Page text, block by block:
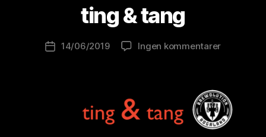
ting & tang
Innleggsforfatter
w
l
is
Publiseringsdato
14/06/2019 Ingen kommentarertil